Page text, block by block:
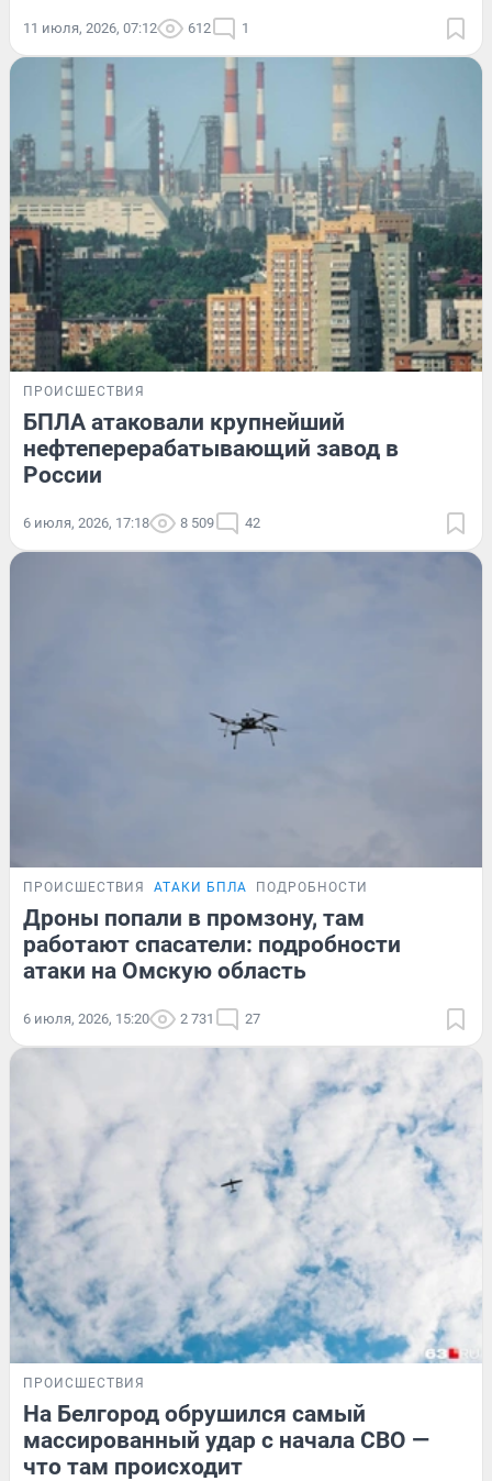
11 июля, 2026, 07:12 612 1
ПРОИСШЕСТВИЯ
БПЛА атаковали крупнейший
нефтеперерабатывающий завод в
России
6 июля, 2026, 17:18 8 509 42
ПРОИСШЕСТВИЯ АТАКИ БПЛА ПОДРОБНОСТИ
Дроны попали в промзону, там
работают спасатели: подробности
атаки на Омскую область
6 июля, 2026, 15:20 2 731 27
ПРОИСШЕСТВИЯ
На Белгород обрушился самый
массированный удар с начала СВО —
что там происходит